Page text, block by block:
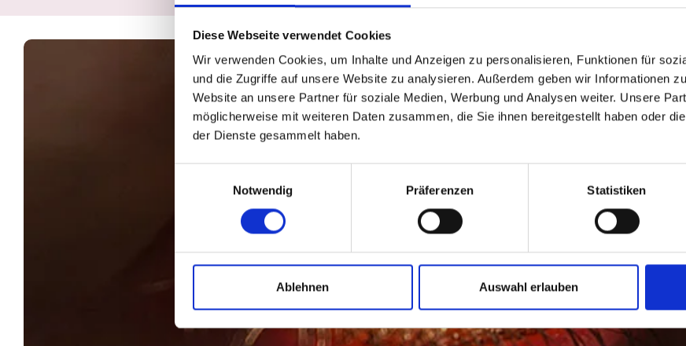
Diese Webseite verwendet Cookies
Wir verwenden Cookies, um Inhalte und Anzeigen zu personalisieren, Funktionen für
und die Zugriffe auf unsere Website zu analysieren. Außerdem geben wir Informationen
Website an unsere Partner für soziale Medien, Werbung und Analysen weiter. Unsere
möglicherweise mit weiteren Daten zusammen, die Sie ihnen bereitgestellt haben oder
der Dienste gesammelt haben.
Notwendig
Präferenzen Statistiken
Ablehnen Auswahl erlauben